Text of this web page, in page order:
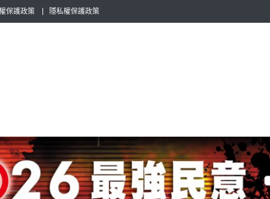
保護政策 隱私權保護政策